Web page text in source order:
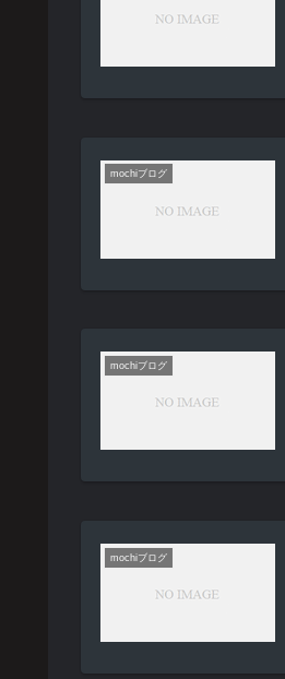
mochiブログ
mochiブログ
mochiブログ